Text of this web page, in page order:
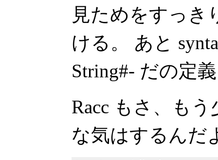
見ためをすっき
ける。 あと
String#- だの定
Racc もさ、も
な気はするんだ